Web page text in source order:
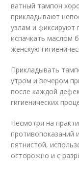
ватный тампон
прикладывают
узлам и
испачкать маслом
женскую
Прикладывать
утром и вечером
после каждой
гигиенических
Несмотря на
противопоказаний
пятнистой,
осторожно и с